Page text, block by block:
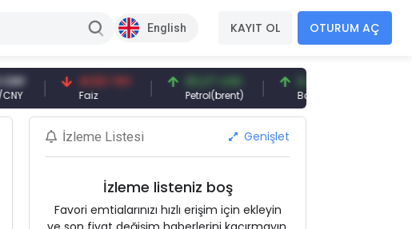
English KAYIT OL OTURUM AÇ
41,53 TRY
Faiz
83,27 USD
Petrol(brent)
6,74 USD
Bakır(lb)
İzleme Listesi Genişlet
İzleme listeniz boş
Favori emtialarınızı hızlı erişim için ekleyin